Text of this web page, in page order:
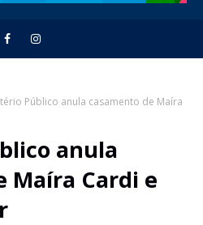
Público anula casamento de Maíra
anula
Maíra Cardi e